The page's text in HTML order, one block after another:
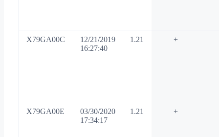
X79GA00C
12/21/2019
16:27:40
1.21 +
X79GA00E
03/30/2020
17:34:17
1.21 +